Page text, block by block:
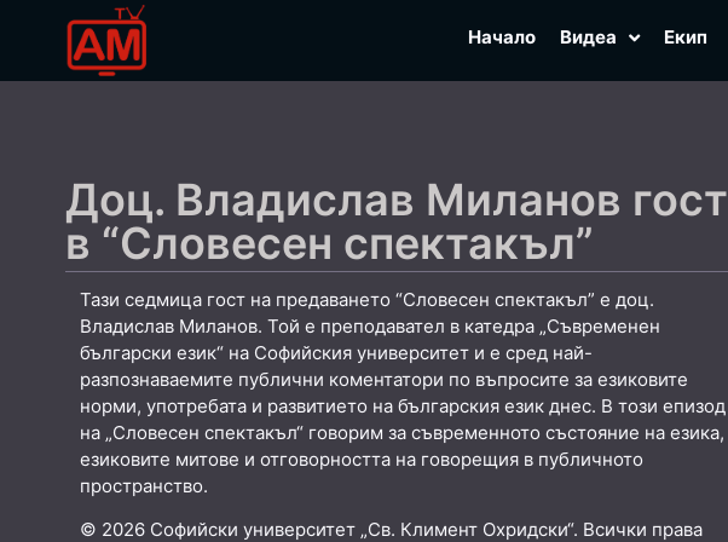
Начало Видеа Екип
Доц. Владислав Миланов гост
в “Словесен спектакъл”
Тази седмица гост на предаването “Словесен спектакъл” е доц.
Владислав Миланов. Той е преподавател в катедра „Съвременен
български език“ на Софийския университет и е сред най-
разпознаваемите публични коментатори по въпросите за езиковите
норми, употребата и развитието на българския език днес. В този епизод
на „Словесен спектакъл“ говорим за съвременното състояние на езика,
езиковите митове и отговорността на говорещия в публичното
пространство.
© 2026 Софийски университет „Св. Климент Охридски“. Всички права